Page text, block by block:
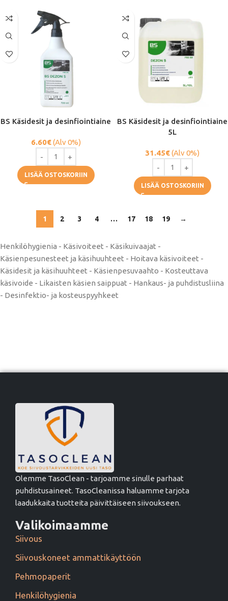
BS Käsidesit ja desinfiointiaine
6.60€(Alv 0%)
LISÄÄ OSTOSKORIIN
BS Käsidesit ja desinfiointiaine
5L
31.45€(Alv 0%)
LISÄÄ OSTOSKORIIN
1 2 3 4 … 17 18 19 →
Henkilöhygienia - Käsivoiteet - Käsikuivaajat -
Käsienpesunesteet ja käsihuuhteet - Hoitava käsivoiteet -
Käsidesit ja käsihuuhteet - Käsienpesuvaahto - Kosteuttava
käsivoide - Likaisten käsien saippuat - Hankaus- ja puhdistusliina
- Desinfektio- ja kosteuspyyhkeet
Olemme TasoClean - tarjoamme sinulle parhaat
puhdistusaineet. TasoCleanissa haluamme tarjota
laadukkaita tuotteita päivittäiseen siivoukseen.
Valikoimaamme
Siivous
Siivouskoneet ammattikäyttöön
Pehmopaperit
Henkilöhygienia